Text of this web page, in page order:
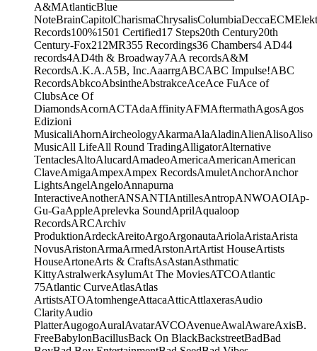
A&MAtlanticBlue
NoteBrainCapitolCharismaChrysalisColumbiaDeccaECM
Records100%1501 Certified17 Steps20th Century20th
Century-Fox21 2MR355 Recordings36 Chambers4 AD44
records4AD4th & Broadway7AA recordsA&M
RecordsA.K.A.A5B, Inc.AaarrgABCABC Impulse!ABC
RecordsAbkcoAbsintheAbstrakceAceAce FuAce of
ClubsAce Of
DiamondsAcornACTAdaAffinityAFMAftermathAgosAgos
Edizioni
MusicaliAhornAircheologyAkarmaAlaAladinAlienAlisoAliso
MusicAll LifeAll Round TradingAlligatorAlternative
TentaclesAltoAlucardAmadeoAmericaAmericanAmerican
ClaveAmigaAmpexAmpex RecordsAmuletAnchorAnchor
LightsAngelAngeloAnnapurna
InteractiveAnotherANSANTIAntillesAntropANWOAOIAp-
Gu-GaAppleAprelevka SoundAprilAqualoop
RecordsARCArchiv
ProduktionArdeckAreitoArgoArgonautaAriolaAristaArista
NovusAristonArmaArmedArstonArtArtist HouseArtists
HouseArtoneArts & CraftsAsAstanAsthmatic
KittyAstralwerkAsylumAt The MoviesATCOAtlantic
75Atlantic CurveAtlasAtlas
ArtistsATOAtomhengeAttacaAtticAttlaxerasAudio
ClarityAudio
PlatterAugogoAuralAvatarAVCOAvenueAwalAwareAxisB.
FreeBabylonBacillusBack On BlackBackstreetBadBad